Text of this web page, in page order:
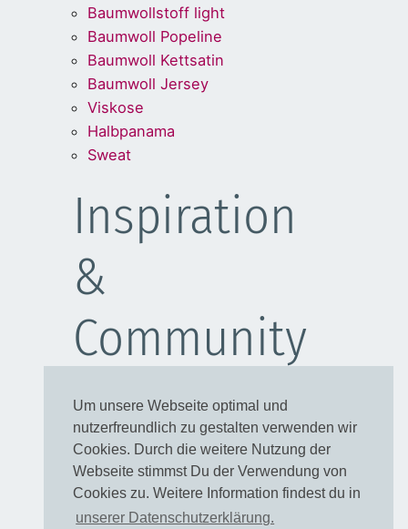
Um unsere Webseite optimal und
nutzerfreundlich zu gestalten verwenden wir
Cookies. Durch die weitere Nutzung der
Webseite stimmst Du der Verwendung von
Cookies zu. Weitere Information findest du in
unserer Datenschutzerklärung.
Baumwollstoff light
Baumwoll Popeline
Baumwoll Kettsatin
Baumwoll Jersey
Viskose
Halbpanama
Sweat
Inspiration
&
Community
Kleider
Blusen
Taschen